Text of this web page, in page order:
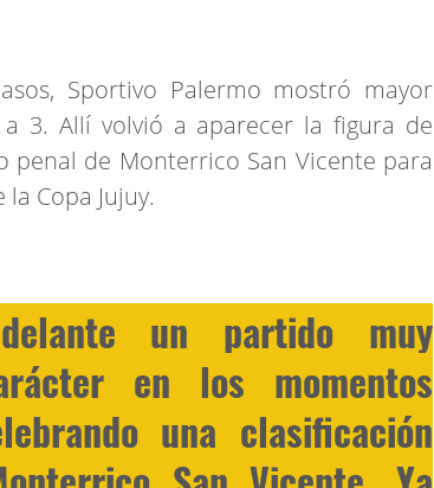
Sportivo Palermo mostró mayor
3. Allí volvió a aparecer la figura de
de Monterrico San Vicente para
Copa Jujuy.
un partido muy
en los momentos
una clasificación